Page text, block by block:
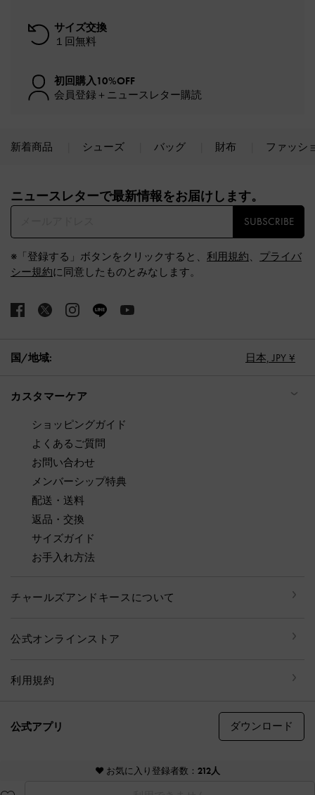
♥ お気に入り登録者数： 212人
サイズ交換
１回無料
初回購入10%OFF
会員登録＋ニュースレター購読
新着商品 シューズ バッグ 財布 ファッシ
ニュースレターで最新情報をお届けします。​
SUBSCRIBE
※「登録する」ボタンをクリックすると、 利用規約、 プライバ
シー規約に同意したものとみなします。
国/地域: 日本, JPY ¥
カスタマーケア
ショッピングガイド
よくあるご質問
お問い合わせ
メンバーシップ特典
配送・送料
返品・交換
サイズガイド
お手入れ方法
チャールズアンドキースについて
公式オンラインストア
利用規約
公式アプリ ダウンロード
© CHARLES & KEITH, all rights reserved